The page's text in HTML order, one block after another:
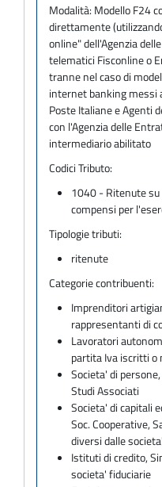
Modalità: Modello F24
direttamente
online" dell'Agenzia
telematici Fisconline o
tranne nel caso di
internet banking messi
Poste Italiane e Agenti
con l'Agenzia delle
intermediario abilitato
Codici Tributo:
1040 - Ritenute
compensi per
Tipologie tributi:
ritenute
Categorie contribuenti:
Imprenditori
rappresentanti di
Lavoratori
partita Iva iscritti o
Societa' di
Studi Associati
Societa' di capitali
Soc. Cooperative,
diversi dalle societa'
Istituti di credito,
societa' fiduciarie